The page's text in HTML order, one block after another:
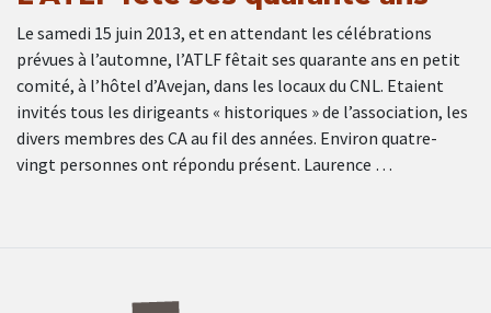
Le samedi 15 juin 2013, et en attendant les célébrations
prévues à l’automne, l’ATLF fêtait ses quarante ans en petit
comité, à l’hôtel d’Avejan, dans les locaux du CNL. Etaient
invités tous les dirigeants « historiques » de l’association, les
divers membres des CA au fil des années. Environ quatre-
vingt personnes ont répondu présent. Laurence …